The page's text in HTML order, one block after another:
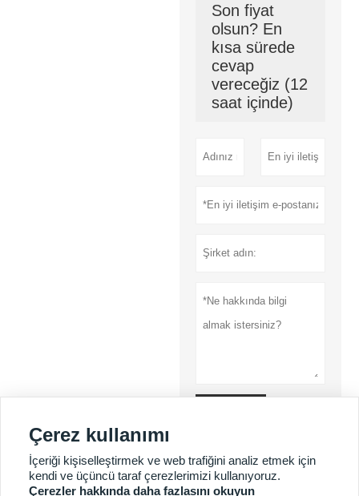
Son fiyat
olsun? En
kısa sürede
cevap
vereceğiz (12
saat içinde)
Çerez kullanımı
İçeriği kişiselleştirmek ve web trafiğini analiz etmek için
kendi ve üçüncü taraf çerezlerimizi kullanıyoruz.
Çerezler hakkında daha fazlasını okuyun